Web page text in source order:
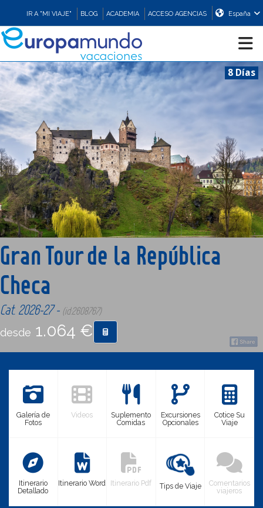
IR A "MI VIAJE" BLOG ACADEMIA ACCESO AGENCIAS España
CRUCEROS
EUROPA
ASIA
ORIENTE
PROMOCIONES
COMPRAR
8 Días
Gran Tour de la República
Checa
Cat. 2026-27 - (id:2608767)
desde 1.064 €
Galería de
Fotos
Videos
Suplemento
Comidas
Excursiones
Opcionales
Cotice Su
Viaje
Itinerario
Detallado
Itinerario Word Itinerario Pdf Tips de Viaje
Comentarios
viajeros